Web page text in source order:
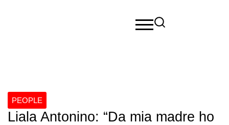
PEOPLE
Liala Antonino: “Da mia madre ho